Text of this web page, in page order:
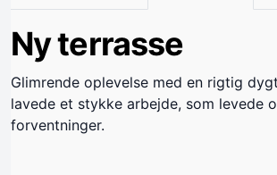
Ny terrasse
Glimrende oplevelse med en rigtig
lavede et stykke arbejde, som levede
forventninger.